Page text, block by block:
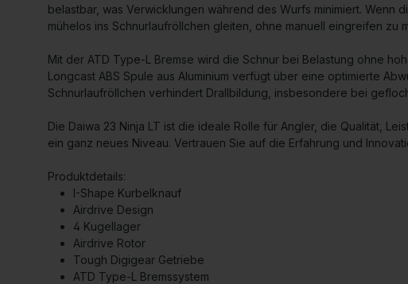
belastbar, was Verwicklungen während des Wurfs minimiert. Wenn
mühelos ins Schnurlaufröllchen gleiten, ohne manuell eingreifen zu
Mit der ATD Type-L Bremse wird die Schnur bei Belastung ohne
Longcast ABS Spule aus Aluminium verfügt über eine optimierte
Schnurlaufröllchen verhindert Drallbildung, insbesondere bei
Die Daiwa 23 Ninja LT ist die ideale Rolle für Angler, die Qualität,
ein ganz neues Niveau. Vertrauen Sie auf die Erfahrung und
Produktdetails:
I-Shape Kurbelknauf
Airdrive Design
4 Kugellager
Airdrive Rotor
Tough Digigear Getriebe
ATD Type-L Bremssystem